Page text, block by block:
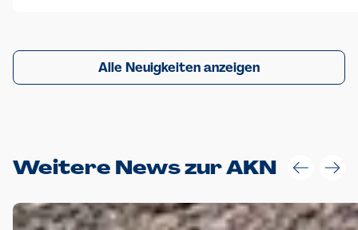
Alle Neuigkeiten anzeigen
Weitere News zur AKN